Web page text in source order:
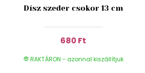
Dísz szeder csokor 13 cm
680 Ft
RAKTÁRON - azonnal kiszállítjuk